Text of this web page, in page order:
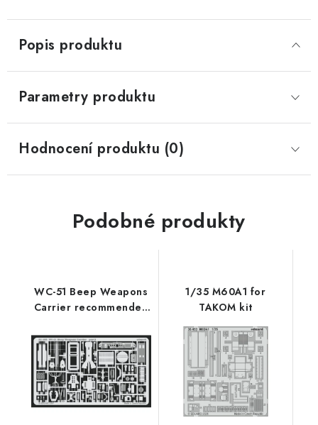
Popis produktu
Parametry produktu
Hodnocení produktu (0)
Podobné produkty
WC-51 Beep Weapons
Carrier recommended
1/35 M60A1 for
TAKOM kit